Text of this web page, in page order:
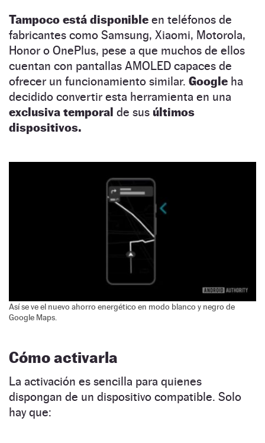
Tampoco está disponible en teléfonos de
fabricantes como Samsung, Xiaomi, Motorola,
Honor o OnePlus, pese a que muchos de ellos
cuentan con pantallas AMOLED capaces de
ofrecer un funcionamiento similar. Google ha
decidido convertir esta herramienta en una
exclusiva temporal de sus últimos
dispositivos.
Así se ve el nuevo ahorro energético en modo blanco y negro de
Google Maps.
Cómo activarla
La activación es sencilla para quienes
dispongan de un dispositivo compatible. Solo
hay que: